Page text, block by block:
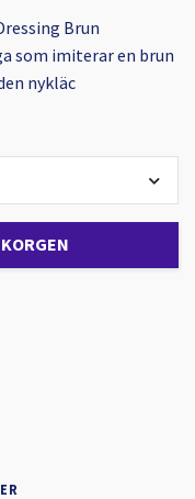
Brun
som imiterar en brun
nykläc